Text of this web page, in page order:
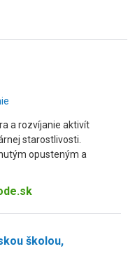
a rozvíjanie aktivít
starostlivosti.
opusteným a
školou,